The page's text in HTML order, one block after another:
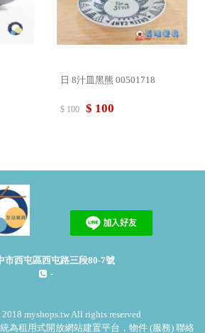
日 8汁皿黑熊 00501718
$ 100 $ 100
市西屯區西屯路三段80-7號
-
myshops.tw All rights reserved
為租用式開放網站建置平台，物件 (服務) 聯絡